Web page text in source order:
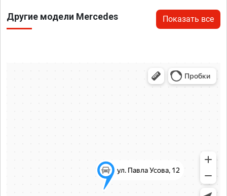
Другие модели Mercedes Показать все